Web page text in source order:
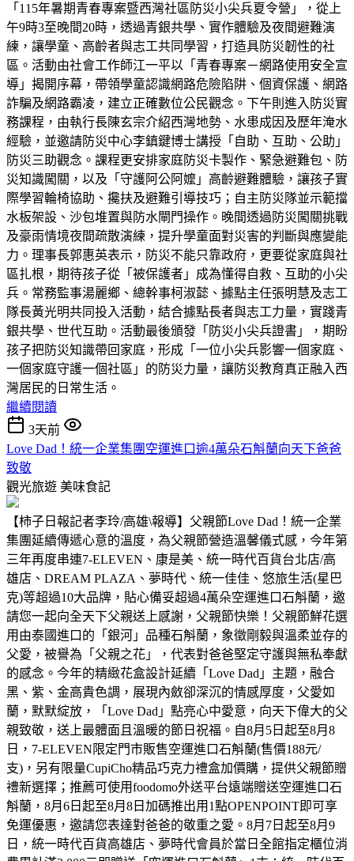
「115年暑期青春專案暨西灣社區防災小尖兵夏令營」，從上
午9時3至晚間20時，透過青銀共學、實作體驗及夜間避難演
練，讓學童、高齡者與志工共同學習，打造具防災韌性的社
區。活動由社會工作師江一平以「青春專案－網路使用安全宣
導」揭開序幕，帶領學童認識網路危險陷阱、個資保護、網路
詐騙及網路霸凌，建立正確數位公民觀念。下午則進入防災實
務課程，由執行長陳玄宗介紹西灣地勢、水患成因及歷年淹水
經驗，並邀請防災中心李鎮鍵博士講授「自助、互助、公助」
防災三助觀念。課程更安排家庭防災卡製作、緊急避難包、防
災知識闖關，以及「守護阿公阿嬤」高齡避難體驗，讓孩子實
際學習輪椅協助、攙扶及避難引導技巧；自主防災隊並示範擋
水板架設、沙包堆置與防水閘門操作。晚間透過防災闖關挑戰
及豪雨情境夜間疏散演練，提升學童面對災害的判斷與應變能
力。理事長郭惠英表示，防災不能只靠政府，更要從家庭與社
區扎根，期待孩子從「被保護者」成為懂得自救、互助的小尖
兵。常務監事湯麗鄉、總幹事柯淑懿、據點主任張明慧及志工
隊長黃光明共同投入活動，結合據點長者與志工力量，實踐青
銀共學、世代互助。活動最後頒發「防災小尖兵證書」，期盼
孩子把防災知識帶回家庭，形成「一位小尖兵影響一個家庭、
一個家庭守護一個社區」的防災力量，讓防災教育真正融入西
灣居民的日常生活。
繼續閱讀
3天前
Love Dad！統一企業集團空運進口逾4萬朵石斛蘭向天下爸爸
致敬
觀光旅遊 美味食記
【柿子日報記者李玲/高雄\報導】父親節Love Dad！統一企業
集團延續傳遞心意的溫度，為父親節營造溫馨儀式感，今年第
三年再度串連7-ELEVEN、康是美、統一時代百貨台北店/高
雄店、DREAM PLAZA、夢時代、統一佳佳、悠旅生活(星巴
克)等超過10大品牌，貼心備妥超過4萬朵空運進口石斛蘭，邀
請您一起向全天下父親送上感謝，父親節快樂！父親節鮮花選
用由泰國進口的「銀河」品種石斛蘭，象徵剛毅與溫柔並存的
父愛，被譽為「父親之花」，代表對爸爸堅定守護與無私奉獻
的感念。今年的精緻花盒設計延續「Love Dad」主題，融合
黑、紫、金高貴色調，展現內斂卻深沉的情感厚度，父愛如
蘭，默默綻放，「Love Dad」點亮心中愛意，向天下偉大的父
親致敬，送上最體面且溫暖的節日祝福。自8月5日起至8月8
日，7-ELEVEN限定門市販售空運進口石斛蘭(售價188元/
支)，另有限量CupiCho精品巧克力禮盒加價購，提供父親節贈
禮新選擇；推薦可使用foodomo外送平台遠端贈送空運進口石
斛蘭，8月6日起至8月8日加碼推出用1點OPENPOINT即可享
免運優惠，邀請您表達對爸爸的敬重之愛。8月7日起至8月9
日，統一時代百貨高雄店、夢時代會員於當日全館指定櫃位消